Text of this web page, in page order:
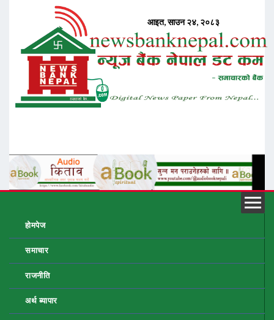
होमपेज
समाचार
राजनीति
अर्थ ब्यापार